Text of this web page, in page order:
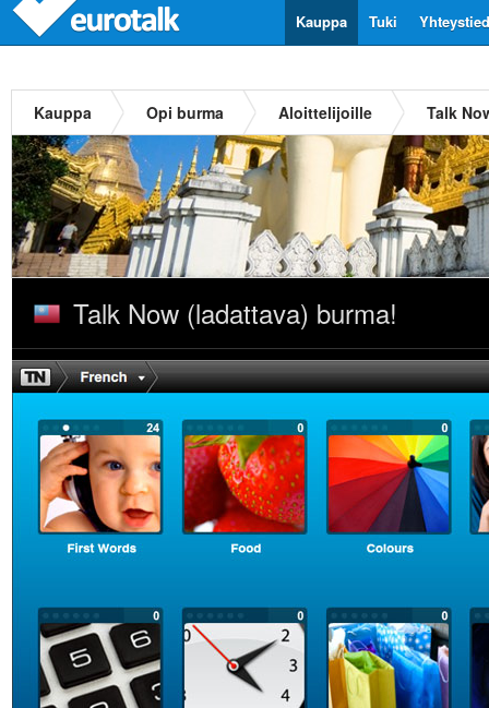
Tuki
Kauppa
Kauppa Opi burma Aloittelijoille Talk
Talk Now (ladattava) burma!